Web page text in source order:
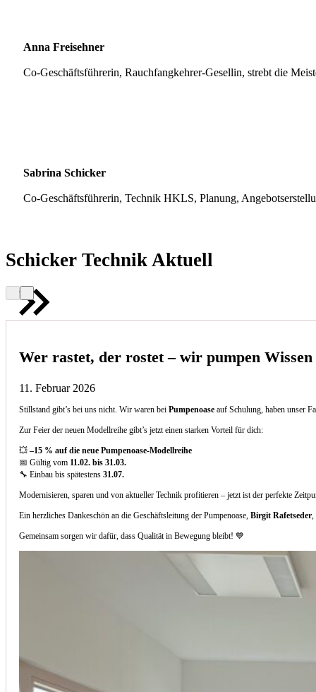
Anna Freisehner
Co-Geschäftsführerin, Rauchfangkehrer-Gesellin, strebt die
Sabrina Schicker
Co-Geschäftsführerin, Technik HKLS, Planung,
Schicker Technik Aktuell
Wer rastet, der rostet – wir pumpen
11. Februar 2026
Stillstand gibt’s bei uns nicht. Wir waren beiPumpenoase auf Schulung, haben unser
Zur Feier der neuen Modellreihe gibt’s jetzt einen starken Vorteil für dich:
💥–15 % auf die neue Pumpenoase-Modellreihe
📅 Gültig vom 11.02. bis 31.03.
🔧 Einbau bis spätestens31.07.
Modernisieren, sparen und von aktueller Technik profitieren – jetzt ist der perfekte
Ein herzliches Dankeschön an die Geschäftsleitung der Pumpenoase,Birgit Rafetseder
Gemeinsam sorgen wir dafür, dass Qualität in Bewegung bleibt! 💙